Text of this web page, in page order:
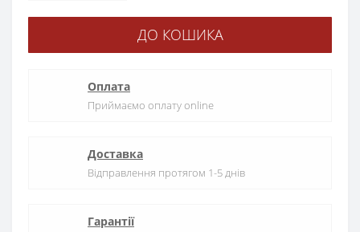
ДО КОШИКА
Оплата
Приймаємо оплату online
Доставка
Відправлення протягом 1-5 днів
Гарантії